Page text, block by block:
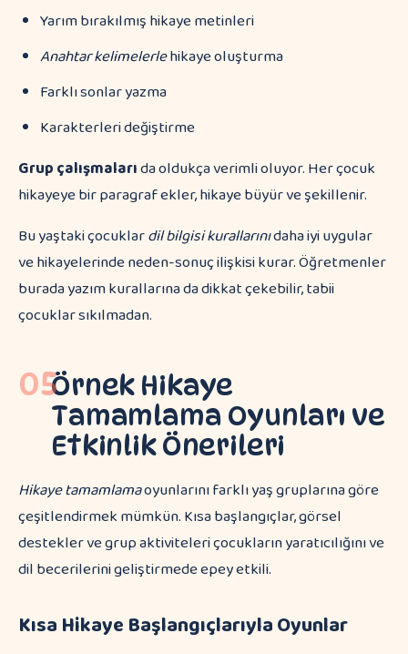
Yarım bırakılmış hikaye metinleri
Anahtar kelimelerlehikaye oluşturma
Farklı sonlar yazma
Karakterleri değiştirme
Grup çalışmalarıda oldukça verimli oluyor. Her çocuk
hikayeye bir paragraf ekler, hikaye büyür ve şekillenir.
Bu yaştaki çocuklardil bilgisi kurallarınıdaha iyi uygular
ve hikayelerinde neden-sonuç ilişkisi kurar. Öğretmenler
burada yazım kurallarına da dikkat çekebilir, tabii
çocuklar sıkılmadan.
05Örnek Hikaye
Tamamlama Oyunları ve
Etkinlik Önerileri
Hikaye tamamlamaoyunlarını farklı yaş gruplarına göre
çeşitlendirmek mümkün. Kısa başlangıçlar, görsel
destekler ve grup aktiviteleri çocukların yaratıcılığını ve
dil becerilerini geliştirmede epey etkili.
Kısa Hikaye Başlangıçlarıyla Oyunlar